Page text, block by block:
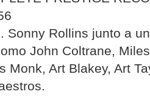
Sonny Rollins junto a
John Coltrane,
Monk, Art Blakey, Art